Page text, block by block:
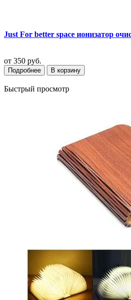
Just For better space ионизатор
от 350 руб.
Подробнее В корзину
Быстрый просмотр